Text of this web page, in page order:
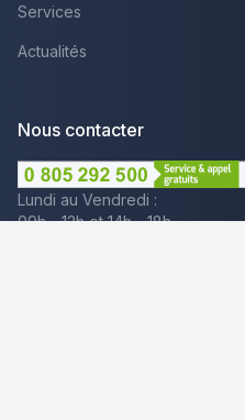
Services
Actualités
Nous contacter
Lundi au Vendredi :
09h - 12h et 14h - 18h